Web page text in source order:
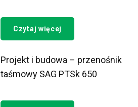
Czytaj więcej
Projekt i budowa – przenośnik
taśmowy SAG PTSk 650